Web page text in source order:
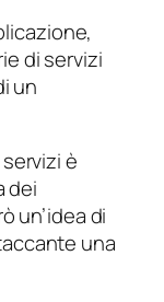
di servizi
un
è
dei
un’idea di
una